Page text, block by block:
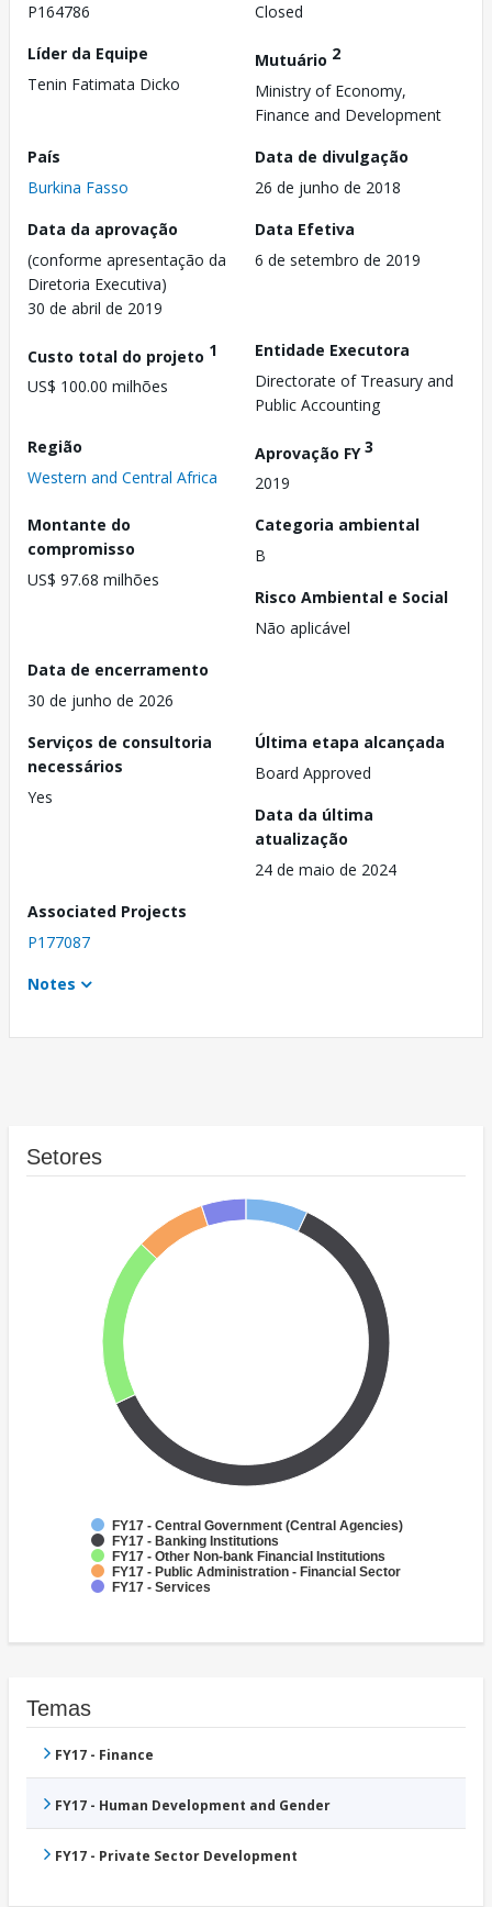
P164786
Closed
Líder da Equipe
Tenin Fatimata Dicko
Mutuário 2
Ministry of Economy,
Finance and Development
País
Burkina Fasso
Data de divulgação
26 de junho de 2018
Data da aprovação
(conforme apresentação da
Diretoria Executiva)
30 de abril de 2019
Data Efetiva
6 de setembro de 2019
Custo total do projeto 1
US$ 100.00 milhões
Entidade Executora
Directorate of Treasury and
Public Accounting
Região
Western and Central Africa
Aprovação FY3
2019
Montante do
compromisso
US$ 97.68 milhões
Categoria ambiental
B
Risco Ambiental e Social
Não aplicável
Data de encerramento
30 de junho de 2026
Serviços de consultoria
necessários
Yes
Última etapa alcançada
Board Approved
Data da última
atualização
24 de maio de 2024
Associated Projects
P177087
Notes
Setores
FY17 - Central Government (Central Agencies)
FY17 - Banking Institutions
FY17 - Other Non-bank Financial Institutions
FY17 - Public Administration - Financial Sector
FY17 - Services
Temas
FY17 - Finance
FY17 - Human Development and Gender
FY17 - Private Sector Development